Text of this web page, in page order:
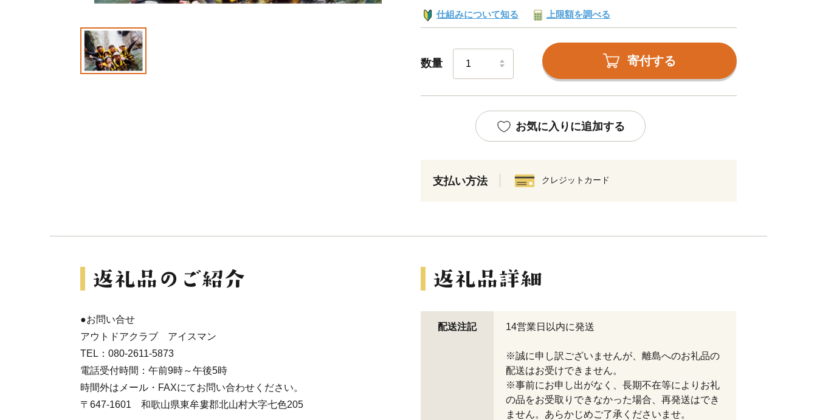
仕組みについて知る 上限額を調べる
数量 寄付する
お気に入りに追加する
支払い方法 クレジットカード
●お問い合せ
アウトドアクラブ アイスマン
TEL：080-2611-5873
電話受付時間：午前9時～午後5時
時間外はメール・FAXにてお問い合わせください。
〒647-1601 和歌山県東牟婁郡北山村大字七色205
配送注記 14営業日以内に発送
※誠に申し訳ございませんが、離島へのお礼品の
配送はお受けできません。
※事前にお申し出がなく、長期不在等によりお礼
の品をお受取りできなかった場合、再発送はでき
ません。あらかじめご了承くださいませ。